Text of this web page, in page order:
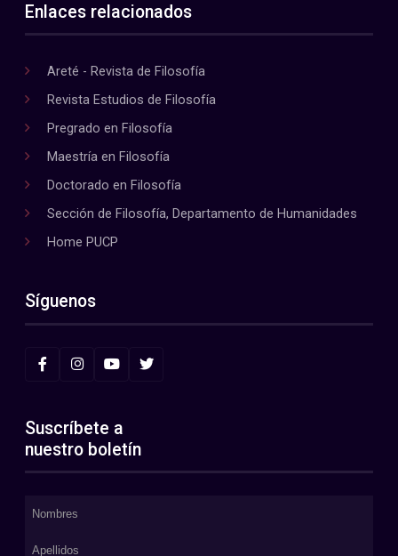
Enlaces relacionados
Areté - Revista de Filosofía
Revista Estudios de Filosofía
Pregrado en Filosofía
Maestría en Filosofía
Doctorado en Filosofía
Sección de Filosofía, Departamento de Humanidades
Home PUCP
Síguenos
Suscríbete a
nuestro boletín